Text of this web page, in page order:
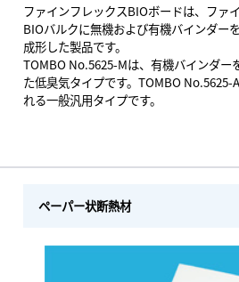
ファインフレックスBIOボードは、ファ
BIOバルクに無機および有機バインダー
成形した製品です。
TOMBO No.5625-Mは、有機バインダー
た低臭気タイプです。TOMBO No.5625-
れる一般汎用タイプです。
ペーパー状断熱材